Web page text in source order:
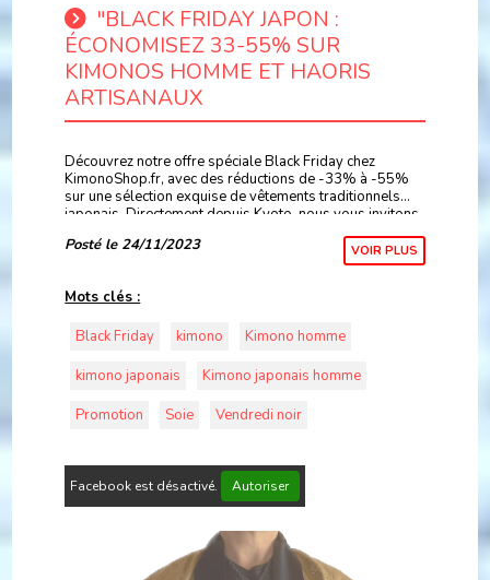
"BLACK FRIDAY JAPON :
ÉCONOMISEZ 33-55% SUR
KIMONOS HOMME ET HAORIS
ARTISANAUX
Découvrez notre offre spéciale Black Friday chez
KimonoShop.fr, avec des réductions de -33% à -55%
sur une sélection exquise de vêtements traditionnels
japonais. Directement depuis Kyoto, nous vous invitons
à explorer notre gamme authentique de Yukatas, k
Posté le 24/11/2023 VOIR PLUS
Mots clés :
Black Friday
kimono
Kimono homme
kimono japonais
Kimono japonais homme
Promotion
Soie Vendredi noir
Facebook est désactivé. Autoriser